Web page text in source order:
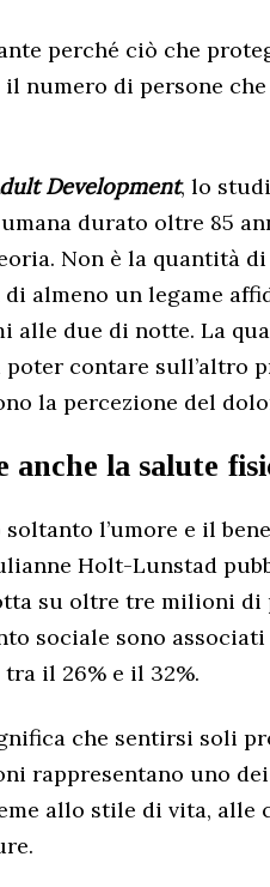
perché ciò che
numero di persone
Development, lo
durato oltre 85
Non è la quantità
almeno un legame
alle due di notte. La
contare sull’altro
la percezione del
la salute
l’umore e il
Holt-Lunstad
su oltre tre milioni di
sociale sono
il 26% e il 32%.
che sentirsi soli
rappresentano uno
allo stile di vita, alle